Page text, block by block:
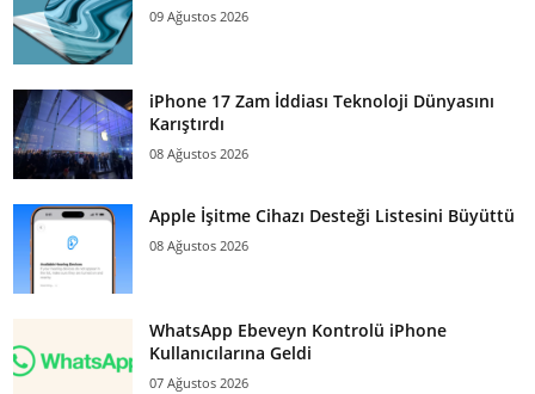
09 Ağustos 2026
iPhone 17 Zam İddiası Teknoloji Dünyasını
Karıştırdı
08 Ağustos 2026
Apple İşitme Cihazı Desteği Listesini Büyüttü
08 Ağustos 2026
WhatsApp Ebeveyn Kontrolü iPhone
Kullanıcılarına Geldi
07 Ağustos 2026